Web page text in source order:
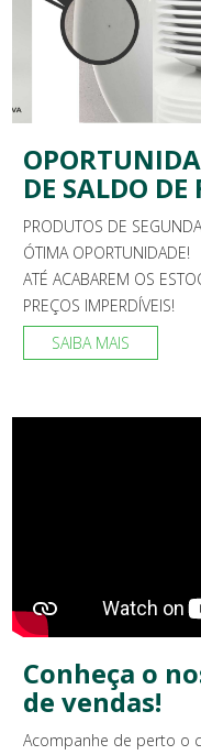
DE SALDO
PRODUTOS DE
ÓTIMA OPORTUNIDADE!
ATÉ ACABAREM OS
PREÇOS IMPERDÍVEIS!
SAIBA MAIS
Conheça o
de vendas!
Acompanhe de perto o